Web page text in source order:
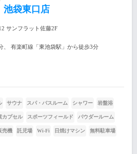
袋東口店
サンフラット佐藤2F
、 有楽町線「東池袋駅」から徒歩3分
サウナ スパ・バスルーム シャワー 岩盤浴
カプセル スポーツフィールド パウダールーム
売機 託児場 Wi-Fi 日焼けマシン 無料駐車場